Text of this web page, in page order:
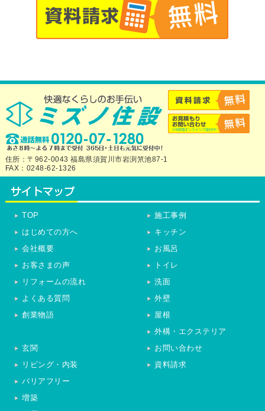
住所：〒962-0043 福島県須賀川市岩渕笊池87-1
FAX：0248-62-1326
TOP
はじめての方へ
会社概要
お客さまの声
リフォームの流れ
よくある質問
創業物語
施工事例
キッチン
お風呂
トイレ
洗面
外壁
屋根
外構・エクステリア
玄関
リビング・内装
バリアフリー
増築
お問い合わせ
資料請求